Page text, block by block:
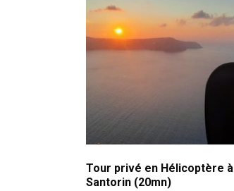
Tour privé en Hélicoptère à
Santorin (20mn)